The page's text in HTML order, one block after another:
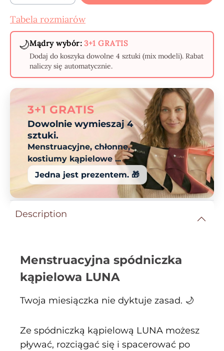
Tabela rozmiarów
🌙Mądry wybór: 3+1 GRATIS
Dodaj do koszyka dowolne 4 sztuki (mix modeli). Rabat
naliczy się automatycznie.
3+1 GRATIS
Dowolnie wymieszaj 4
sztuki.
Menstruacyjne, chłonne,
kostiumy kąpielowe ...
Jedna jest prezentem. 🎁
Description
Menstruacyjna spódniczka
kąpielowa LUNA
Twoja miesiączka nie dyktuje zasad. 🌙
Ze spódniczką kąpielową LUNA możesz
pływać, rozciągać się i spacerować po